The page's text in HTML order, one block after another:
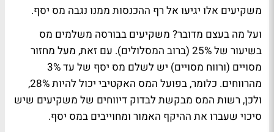
משקיעים אלו יגיעו אל רף ההכנסות ממנו נגבה מס יסף.
ועל מה בעצם מדובר? משקיעים בבורסה משלמים מס
בשיעור של 25% (ברוב המסלולים). עם זאת, מעל מחזור
מסויים (ורווח מסויים) יש לשלם מס יסף של עד 3%
מהרווחים. כלומר, בפועל המס האקטיבי יכול להיות 28%,
ולכן, רשות המס מבקשת לבדוק דיווחים של משקיעים שיש
סיכוי שעברו את ההיקף האמור ומחוייבים במס יסף.